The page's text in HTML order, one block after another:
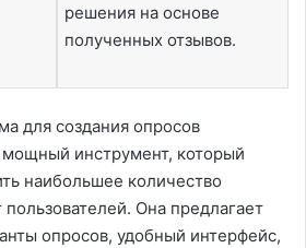
решения на основе
полученных отзывов.
для создания опросов
мощный инструмент, который
наибольшее количество
Она предлагает
опросов, удобный интерфейс,